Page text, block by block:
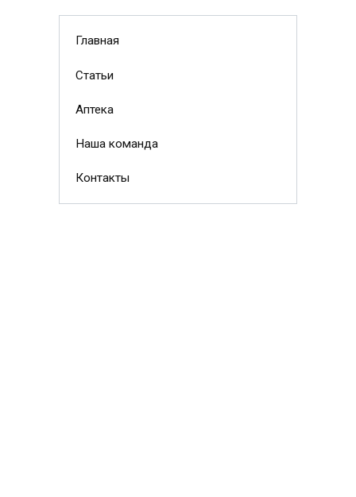
Главная
Статьи
Аптека
Наша команда
Контакты